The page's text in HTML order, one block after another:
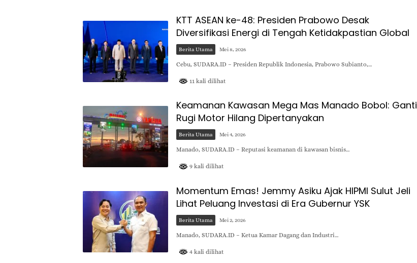
KTT ASEAN ke-48: Presiden Prabowo Desak
Diversifikasi Energi di Tengah Ketidakpastian Global
Berita Utama Mei 8, 2026
Cebu, SUDARA.ID – Presiden Republik Indonesia, Prabowo Subianto,…
11 kali dilihat
Keamanan Kawasan Mega Mas Manado Bobol: Ganti
Rugi Motor Hilang Dipertanyakan
Berita Utama Mei 4, 2026
Manado, SUDARA.ID – Reputasi keamanan di kawasan bisnis…
9 kali dilihat
Momentum Emas! Jemmy Asiku Ajak HIPMI Sulut Jeli
Lihat Peluang Investasi di Era Gubernur YSK
Berita Utama Mei 2, 2026
Manado, SUDARA.ID – Ketua Kamar Dagang dan Industri…
4 kali dilihat